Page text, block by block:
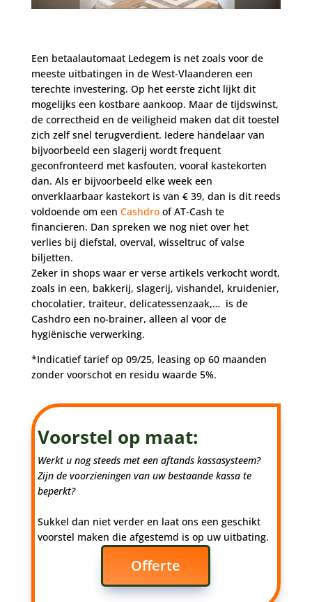
Een betaalautomaat Ledegem is net zoals voor de
meeste uitbatingen in de West-Vlaanderen een
terechte investering. Op het eerste zicht lijkt dit
mogelijks een kostbare aankoop. Maar de tijdswinst,
de correctheid en de veiligheid maken dat dit toestel
zich zelf snel terugverdient. Iedere handelaar van
bijvoorbeeld een slagerij wordt frequent
geconfronteerd met kasfouten, vooral kastekorten
dan. Als er bijvoorbeeld elke week een
onverklaarbaar kastekort is van € 39, dan is dit reeds
voldoende om een Cashdroof AT-Cash te
financieren. Dan spreken we nog niet over het
verlies bij diefstal, overval, wisseltruc of valse
biljetten.
Zeker in shops waar er verse artikels verkocht wordt,
zoals in een, bakkerij, slagerij, vishandel, kruidenier,
chocolatier, traiteur, delicatessenzaak,… is de
Cashdro een no-brainer, alleen al voor de
hygiënische verwerking.
*Indicatief tarief op 09/25, leasing op 60 maanden
zonder voorschot en residu waarde 5%.
Voorstel op maat:
Werkt u nog steeds met een aftands kassasysteem?
Zijn de voorzieningen van uw bestaande kassa te
beperkt?
Sukkel dan niet verder en laat ons een geschikt
voorstel maken die afgestemd is op uw uitbating.
Offerte